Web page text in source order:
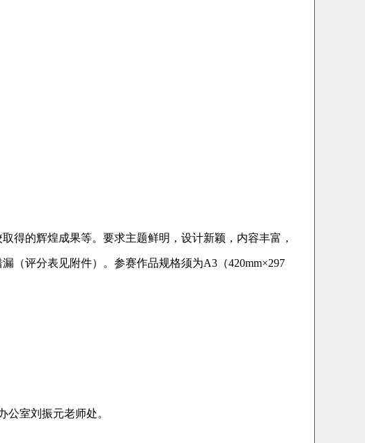
得的辉煌成果等。要求主题鲜明，设计新颖，内容丰富，
（评分表见附件）。参赛作品规格须为A3（420mm×297
公室刘振元老师处。